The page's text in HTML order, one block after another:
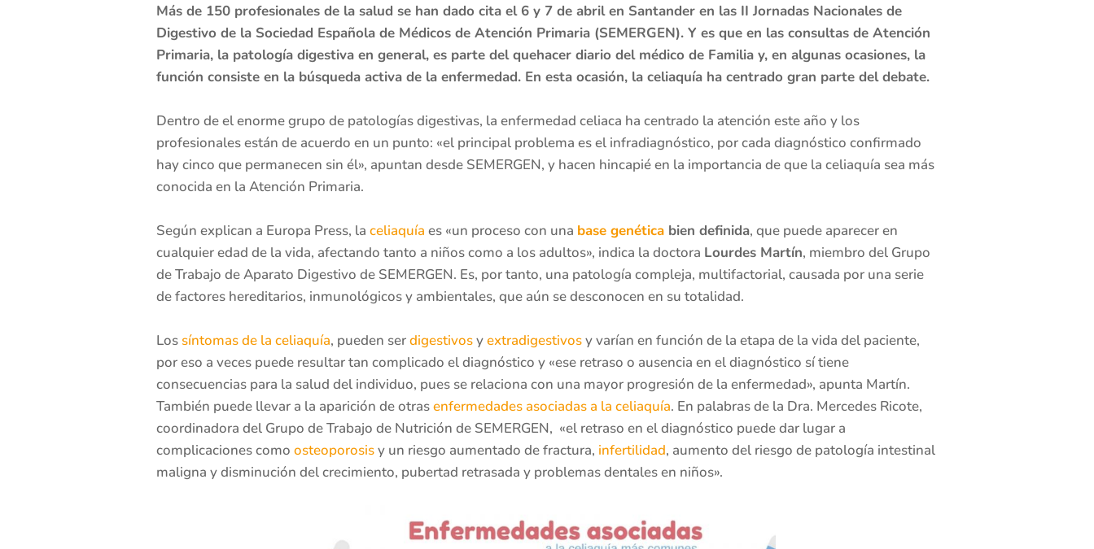
Más de 150 profesionales de la salud se han dado cita el 6 y 7 de abril en Santander en las II Jornadas Nacionales de
Digestivo de la Sociedad Española de Médicos de Atención Primaria (SEMERGEN). Y es que en las consultas de Atención
Primaria, la patología digestiva en general, es parte del quehacer diario del médico de Familia y, en algunas ocasiones, la
función consiste en la búsqueda activa de la enfermedad. En esta ocasión, la celiaquía ha centrado gran parte del debate.
Dentro de el enorme grupo de patologías digestivas, la enfermedad celiaca ha centrado la atención este año y los
profesionales están de acuerdo en un punto: «el principal problema es el infradiagnóstico, por cada diagnóstico confirmado
hay cinco que permanecen sin él», apuntan desde SEMERGEN, y hacen hincapié en la importancia de que la celiaquía sea más
conocida en la Atención Primaria.
Según explican a Europa Press, la celiaquía es «un proceso con una base genética bien definida, que puede aparecer en
cualquier edad de la vida, afectando tanto a niños como a los adultos», indica la doctora Lourdes Martín, miembro del Grupo
de Trabajo de Aparato Digestivo de SEMERGEN. Es, por tanto, una patología compleja, multifactorial, causada por una serie
de factores hereditarios, inmunológicos y ambientales, que aún se desconocen en su totalidad.
Lossíntomas de la celiaquía, pueden serdigestivosyextradigestivosy varían en función de la etapa de la vida del paciente,
por eso a veces puede resultar tan complicado el diagnóstico y «ese retraso o ausencia en el diagnóstico sí tiene
consecuencias para la salud del individuo, pues se relaciona con una mayor progresión de la enfermedad», apunta Martín.
También puede llevar a la aparición de otrasenfermedades asociadas a la celiaquía. En palabras de la Dra. Mercedes Ricote,
coordinadora del Grupo de Trabajo de Nutrición de SEMERGEN, «el retraso en el diagnóstico puede dar lugar a
complicaciones como osteoporosisy un riesgo aumentado de fractura, infertilidad, aumento del riesgo de patología intestinal
maligna y disminución del crecimiento, pubertad retrasada y problemas dentales en niños».